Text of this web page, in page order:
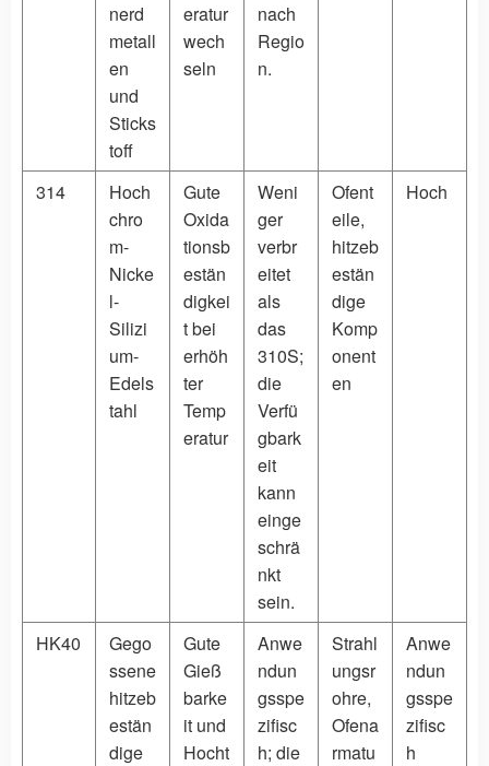
nerd
metall
en
und
Sticks
toff
eratur
wech
seln
nach
Regio
n.
314
Hoch
chro
m-
Nicke
l-
Silizi
um-
Edels
tahl
Gute
Oxida
tionsb
estän
digkei
t bei
erhöh
ter
Temp
eratur
Weni
ger
verbr
eitet
als
das
310S;
die
Verfü
gbark
eit
kann
einge
schrä
nkt
sein.
Ofent
eile,
hitzeb
estän
dige
Komp
onent
en
Hoch
HK40
Gego
ssene
hitzeb
estän
dige
Gute
Gieß
barke
it und
Hocht
Anwe
ndun
gsspe
zifisc
h; die
Strahl
ungsr
ohre,
Ofena
rmatu
Anwe
ndun
gsspe
zifisc
h